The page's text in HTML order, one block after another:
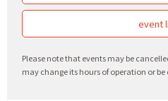
event
Please note that events may be
may change its hours of operation or be